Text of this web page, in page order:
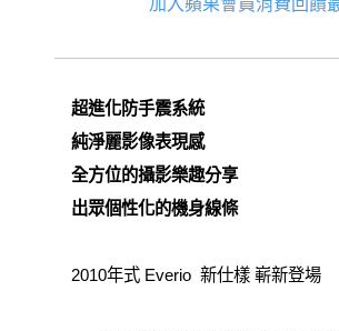
加入蘋果會員消費回饋
超進化防手震系統
純淨麗影像表現感
全方位的攝影樂趣分享
出眾個性化的機身線條
2010年式 Everio 新仕樣 嶄新登場